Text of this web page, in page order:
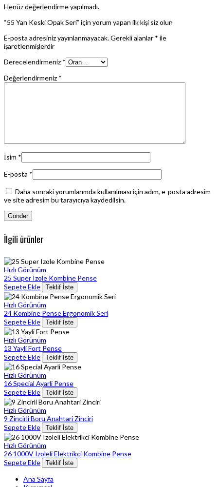
Henüz değerlendirme yapılmadı.
“55 Yan Keski Opak Seri” için yorum yapan ilk kişi siz olun
E-posta adresiniz yayınlanmayacak.Gerekli alanlar * ile
işaretlenmişlerdir
Derecelendirmeniz *
Değerlendirmeniz *
İsim *
E-posta *
Daha sonraki yorumlarımda kullanılması için adım, e-posta adresim
ve site adresim bu tarayıcıya kaydedilsin.
İlgili ürünler
Hızlı Görünüm
25 Super Izole Kombine Pense
Sepete Ekle
Teklif İste
Hızlı Görünüm
24 Kombine Pense Ergonomik Seri
Sepete Ekle
Teklif İste
Hızlı Görünüm
13 Yayli Fort Pense
Sepete Ekle
Teklif İste
Hızlı Görünüm
16 Special Ayarli Pense
Sepete Ekle
Teklif İste
Hızlı Görünüm
9 Zincirli Boru Anahtari Zinciri
Sepete Ekle
Teklif İste
Hızlı Görünüm
26 1000V Izoleli Elektrikci Kombine Pense
Sepete Ekle
Teklif İste
Ana Sayfa